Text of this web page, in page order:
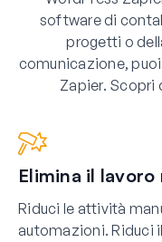
software di
progetti o
comunicazione,
Zapier. Scopri
Elimina il lavoro
Riduci le attività
automazioni. Riduci